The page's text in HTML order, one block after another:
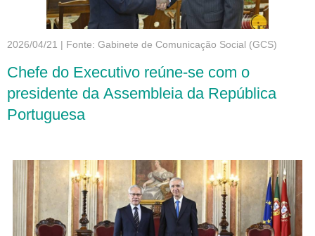
2026/04/21 | Fonte: Gabinete de Comunicação Social (GCS)
Chefe do Executivo reúne-se com o
presidente da Assembleia da República
Portuguesa